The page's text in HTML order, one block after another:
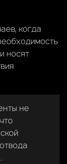
когда
носят
не